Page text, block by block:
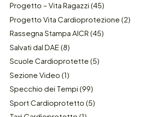
Progetto – Vita Ragazzi (45)
Progetto Vita Cardioprotezione (2)
Rassegna Stampa AICR (45)
Salvati dal DAE (8)
Scuole Cardioprotette (5)
Sezione Video (1)
Specchio dei Tempi (99)
Sport Cardioprotetto (5)